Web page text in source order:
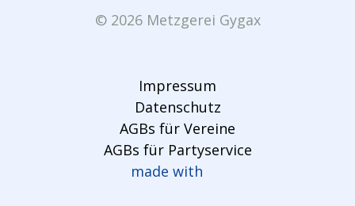
© 2026 Metzgerei Gygax
Impressum
Datenschutz
AGBs für Vereine
AGBs für Partyservice
made with